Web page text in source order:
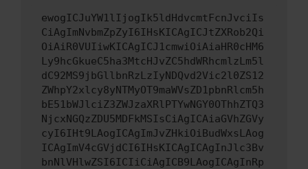
ewogICJuYW1lIjogIk5ldHdvcmtFcnJvciIs
CiAgImNvbmZpZyI6IHsKICAgICJtZXRob2Qi
OiAiR0VUIiwKICAgICJ1cmwiOiAiaHR0cHM6
Ly9hcGkueC5ha3MtcHJvZC5hdWRhcmlzLm5l
dC92MS9jbGllbnRzLzIyNDQvd2Vic2l0ZS12
ZWhpY2xlcy8yNTMyOT9maWVsZD1pbnRlcm5h
bE51bWJlciZ3ZWJzaXRlPTYwNGY0OThhZTQ3
NjcxNGQzZDU5MDFkMSIsCiAgICAiaGVhZGVy
cyI6IHt9LAogICAgImJvZHkiOiBudWxsLAog
ICAgImV4cGVjdCI6IHsKICAgICAgInJlc3Bv
bnNlVHlwZSI6ICIiCiAgICB9LAogICAgInRp